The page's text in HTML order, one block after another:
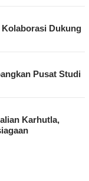
Dukung
Pusat Studi
Karhutla,